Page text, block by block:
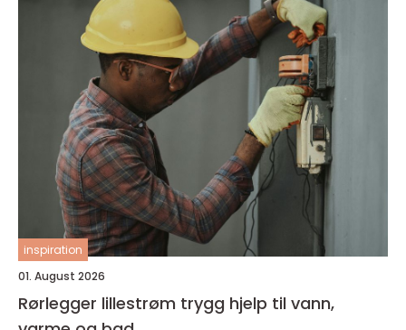
inspiration
01. August 2026
Rørlegger lillestrøm trygg hjelp til vann,